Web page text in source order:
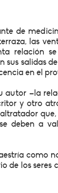
de
las
relación
sus salidas
en el
autor –la
y otro
deben a
como
de los seres